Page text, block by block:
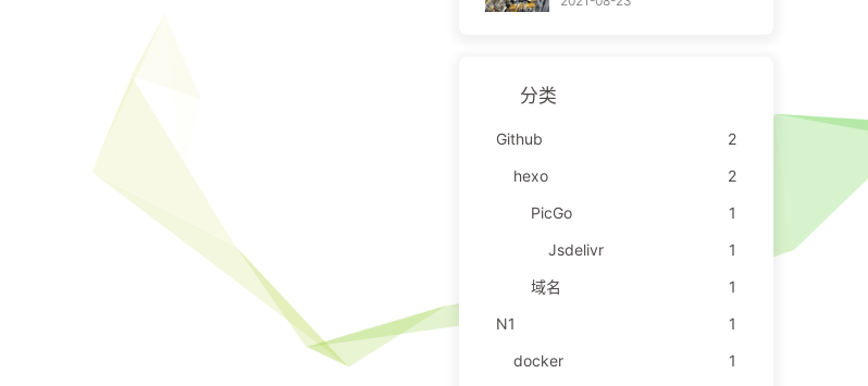
分类
Github
2
hexo
2
PicGo
1
Jsdelivr
1
域名
1
N1
1
docker
1